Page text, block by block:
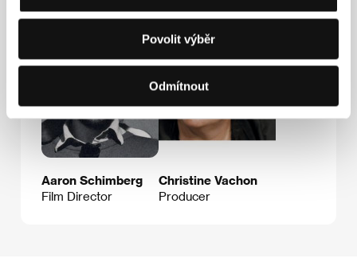
Povolit výběr
Odmítnout
Aaron Schimberg
Film Director
Christine Vachon
Producer